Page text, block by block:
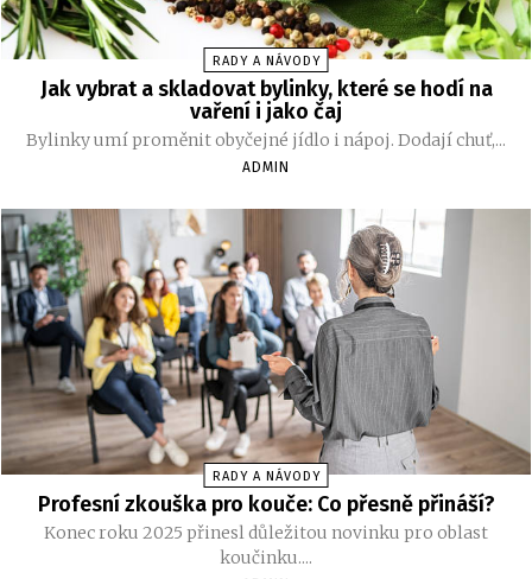
RADY A NÁVODY
Jak vybrat a skladovat bylinky, které se hodí na
vaření i jako čaj
Bylinky umí proměnit obyčejné jídlo i nápoj. Dodají chuť,...
ADMIN
RADY A NÁVODY
Profesní zkouška pro kouče: Co přesně přináší?
Konec roku 2025 přinesl důležitou novinku pro oblast
koučinku....